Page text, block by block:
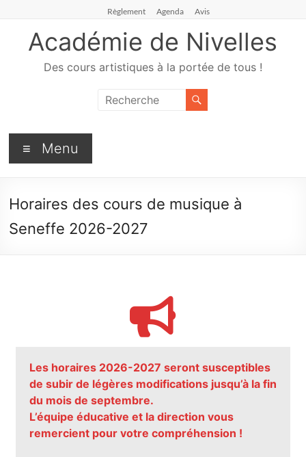
Règlement Agenda Avis
Académie de Nivelles
Des cours artistiques à la portée de tous !
Menu
Horaires des cours de musique à
Seneffe 2026-2027
Les horaires 2026-2027 seront susceptibles
de subir de légères modifications jusqu’à la fin
du mois de septembre.
L’équipe éducative et la direction vous
remercient pour votre compréhension !